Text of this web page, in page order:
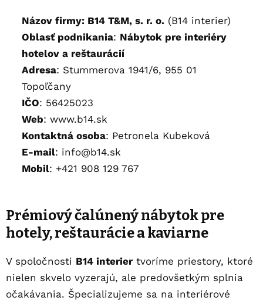
Názov firmy: B14 T&M, s. r. o. (B14 interier)
Oblasť podnikania: Nábytok pre interiéry
hotelov a reštaurácií
Adresa: Stummerova 1941/6, 955 01
Topoľčany
IČO: 56425023
Web: www.b14.sk
Kontaktná osoba: Petronela Kubeková
E-mail: info@b14.sk
Mobil: +421 908 129 767
Prémiový čalúnený nábytok pre
hotely, reštaurácie a kaviarne
V spoločnosti B14 interier tvoríme priestory, ktoré
nielen skvelo vyzerajú, ale predovšetkým splnia
očakávania. Špecializujeme sa na interiérové